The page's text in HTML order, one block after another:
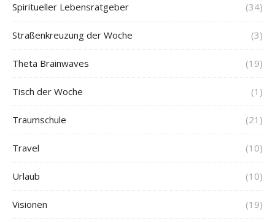
Spiritueller Lebensratgeber (34)
Straßenkreuzung der Woche (3)
Theta Brainwaves (19)
Tisch der Woche (1)
Traumschule (21)
Travel (10)
Urlaub (10)
Visionen (19)